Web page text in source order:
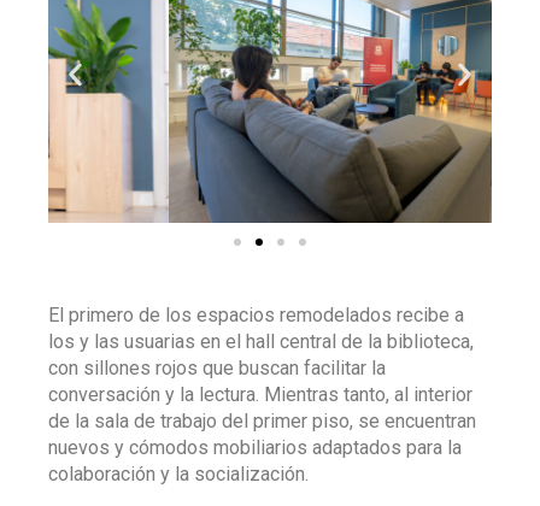
El primero de los espacios remodelados recibe a
los y las usuarias en el hall central de la biblioteca,
con sillones rojos que buscan facilitar la
conversación y la lectura. Mientras tanto, al interior
de la sala de trabajo del primer piso, se encuentran
nuevos y cómodos mobiliarios adaptados para la
colaboración y la socialización.